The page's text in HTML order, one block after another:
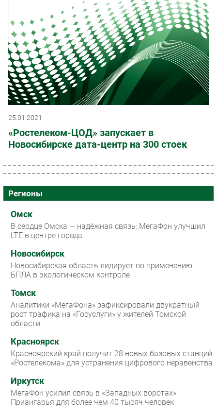
25.01.2021
«Ростелеком-ЦОД» запускает в
Новосибирске дата-центр на 300 стоек
Регионы
Омск
В сердце Омска — надёжная связь: МегаФон улучшил
LTE в центре города
Новосибирск
Новосибирская область лидирует по применению
БПЛА в экологическом контроле
Томск
Аналитики «МегаФона» зафиксировали двукратный
рост трафика на «Госуслуги» у жителей Томской
области
Красноярск
Красноярский край получит 28 новых базовых станций
«Ростелекома» для устранения цифрового неравенства
Иркутск
МегаФон усилил связь в «Западных воротах»
Приангарья для более чем 40 тысяч человек